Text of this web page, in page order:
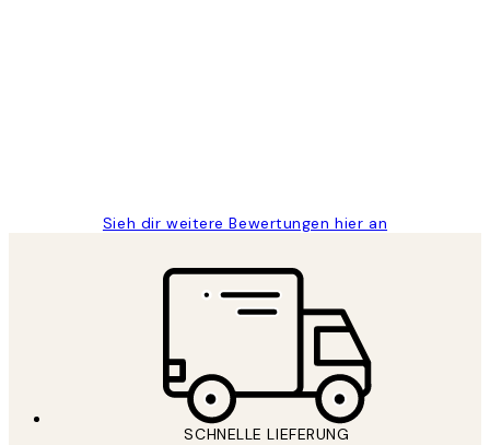
Sieh dir weitere Bewertungen hier an
SCHNELLE LIEFERUNG